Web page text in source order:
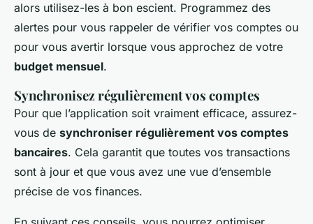
alors utilisez-les à bon escient. Programmez des
alertes pour vous rappeler de vérifier vos comptes ou
pour vous avertir lorsque vous approchez de votre
budget mensuel.
Synchronisez régulièrement vos comptes
Pour que l’application soit vraiment efficace, assurez-
vous de synchroniser régulièrement vos comptes
bancaires. Cela garantit que toutes vos transactions
sont à jour et que vous avez une vue d’ensemble
précise de vos finances.